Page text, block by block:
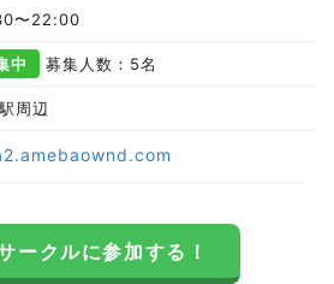
〜22:00
中 募集人数：5名
周辺
ークルに参加する！